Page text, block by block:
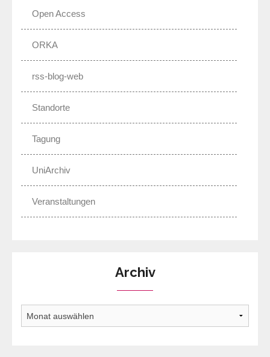
Open Access
ORKA
rss-blog-web
Standorte
Tagung
UniArchiv
Veranstaltungen
Archiv